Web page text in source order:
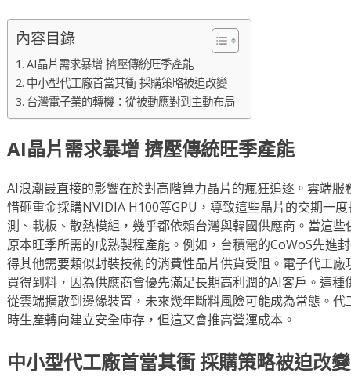
內容目錄
AI晶片需求暴增 擠壓傳統旺季產能
中小型代工廠首當其衝 採購策略被迫改變
台灣電子業的轉機：從被動應對到主動布局
AI晶片需求暴增 擠壓傳統旺季產能
AI浪潮最直接的影響在於對高階算力晶片的瘋狂追逐。雲端
惜砸重金採購NVIDIA H100等GPU，導致這些晶片的交期一
測、載板、散熱模組，幾乎都依賴台灣與韓國供應商。當這
原本旺季所需的成熟製程產能。例如，台積電的CoWoS先進
得其他需要類似封裝技術的消費性晶片供貨受阻。電子代工
買得到料，因為供應商會優先滿足長期高利潤的AI客戶。這
從雲端擴散到邊緣裝置，未來幾年斷料風險可能成為常態。
時生產轉向建立安全庫存，但這又會推高營運成本。
中小型代工廠首當其衝 採購策略被迫改變